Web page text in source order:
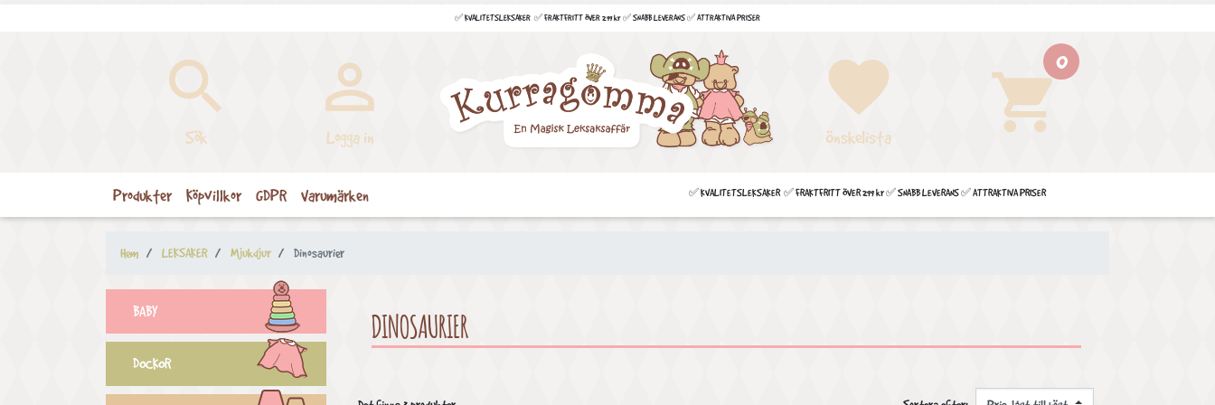
✅ KVALITETSLEKSAKER ✅ FRAKTFRITT ÖVER 299 kr ✅ SNABB LEVERANS ✅ ATTRAKTIVA PRISER

Sök

Logga in
favorite
Önskelista shopping_cart
0
Produkter Köpvillkor GDPR Varumärken ✅ KVALITETSLEKSAKER ✅ FRAKTFRITT ÖVER 299 kr ✅ SNABB LEVERANS ✅ ATTRAKTIVA PRISER
Hem LEKSAKER Mjukdjur Dinosaurier
BABY
DOCKOR
DINOSAURIER